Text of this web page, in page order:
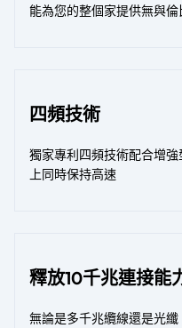
能為您的整個家提供無與
四頻技術
獨家專利四頻技術配合增
上同時保持高速
釋放10千兆連接能
無論是多千兆纜線還是光